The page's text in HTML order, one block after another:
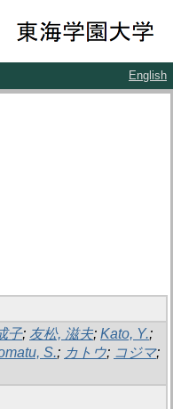
English
子; 友松, 滋夫; Kato, Y.;
S.; カトウ; コジマ;